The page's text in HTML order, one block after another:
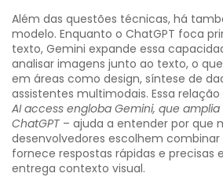
Além das questões técnicas, há
modelo. Enquanto o ChatGPT foca
texto, Gemini expande essa
analisar imagens junto ao texto, o
em áreas como design, síntese de
assistentes multimodais. Essa
AI access engloba Gemini, que
ChatGPT – ajuda a entender por que
desenvolvedores escolhem combinar
fornece respostas rápidas e precisas
entrega contexto visual.